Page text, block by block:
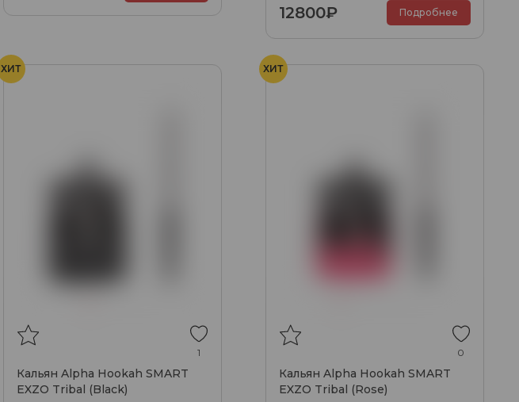
12800₽ Подробнее
ХИТ
1
Кальян Alpha Hookah SMART
EXZO Tribal (Black)
ХИТ
0
Кальян Alpha Hookah SMART
EXZO Tribal (Rose)